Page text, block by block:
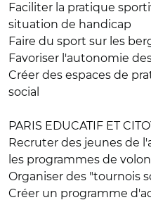
Faciliter la pratique
situation de handicap
Faire du sport sur les
Favoriser l'autonomie
Créer des espaces de
social
PARIS EDUCATIF ET
Recruter des jeunes de
les programmes de
Organiser des "tournois
Créer un programme